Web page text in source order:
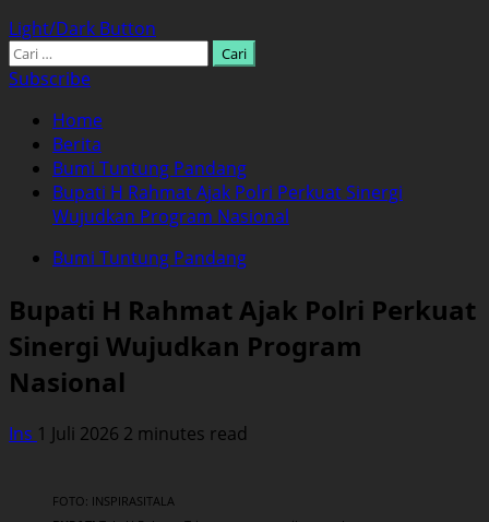
Light/Dark Button
Cari
untuk:
Subscribe
Home
Berita
Bumi Tuntung Pandang
Bupati H Rahmat Ajak Polri Perkuat Sinergi
Wujudkan Program Nasional
Bumi Tuntung Pandang
Bupati H Rahmat Ajak Polri Perkuat
Sinergi Wujudkan Program
Nasional
Ins 1 Juli 2026 2 minutes read
FOTO: INSPIRASITALA